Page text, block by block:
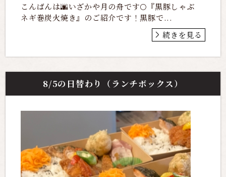
こんばんは🌆いざかや月の舟です🌕『黒豚しゃぶ
ネギ巻炭火焼き』のご紹介です！黒豚で...
続きを見る
8/5の日替わり（ランチボックス）